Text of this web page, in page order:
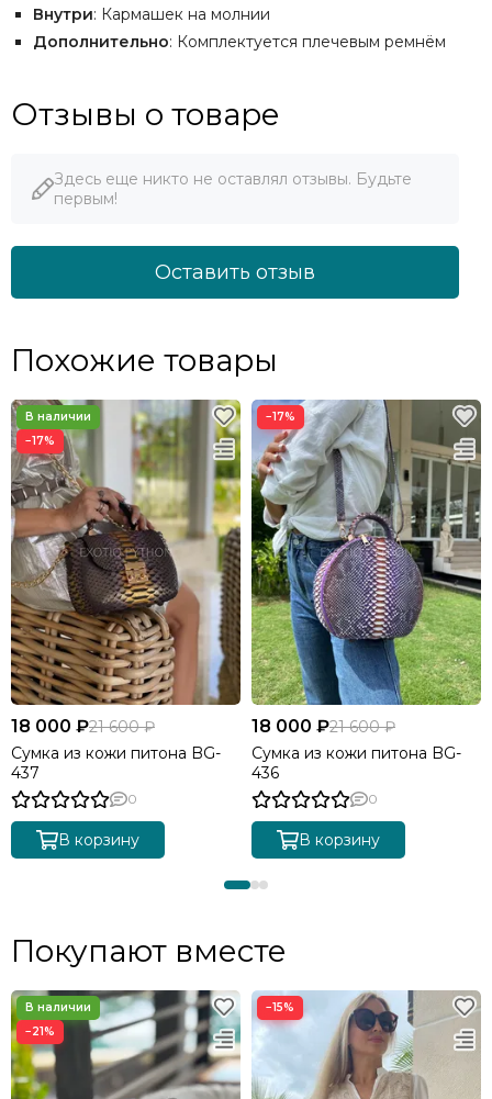
Внутри: Кармашек на молнии
Дополнительно: Комплектуется плечевым ремнём
Отзывы о товаре
Здесь еще никто не оставлял отзывы. Будьте
первым!
Оставить отзыв
Похожие товары
−17%
18 000 ₽21 600 ₽
Сумка из кожи питона BG-
437
0
В корзину
−17%
18 000 ₽21 600 ₽
Сумка из кожи питона BG-
436
0
В корзину
Покупают вместе
−21%
−15%